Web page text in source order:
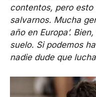
contentos, pero esto
salvarnos. Mucha
año en Europa’.
suelo. Si podemos
nadie dude que